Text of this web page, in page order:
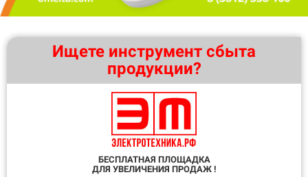
Ищете инструмент сбыта
продукции?
БЕСПЛАТНАЯ ПЛОЩАДКА
ДЛЯ УВЕЛИЧЕНИЯ ПРОДАЖ !